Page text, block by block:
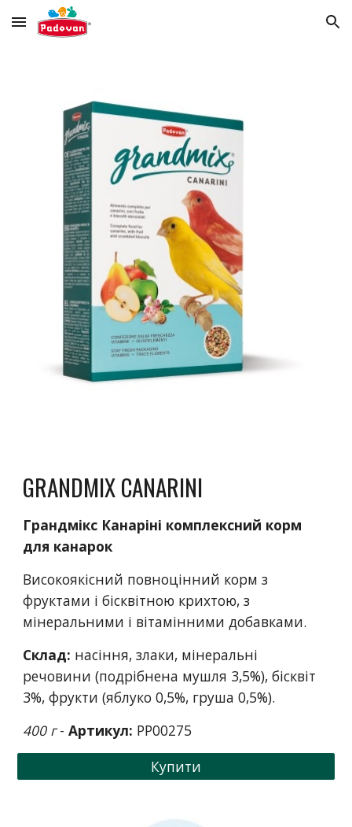
Skip to main content Skip to navigation
GRANDMIX CANARINI
Грандмікс Канаріні комплексний корм
для канарок
Високоякісний повноцінний корм з
фруктами і бісквітною крихтою, з
мінеральними і вітамінними добавками.
Склад: насіння, злаки, мінеральні
речовини (подрібнена мушля 3,5%), бісквіт
3%, фрукти (яблуко 0,5%, груша 0,5%).
400 г-Артикул: PP00275
Купити